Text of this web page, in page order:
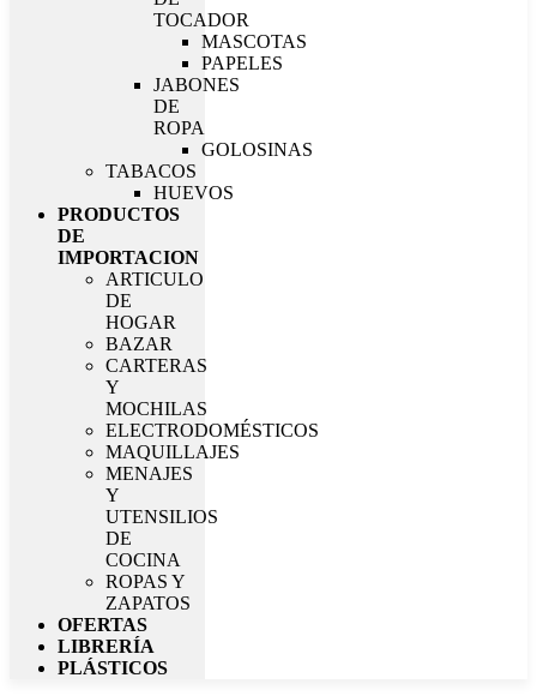
TOCADOR
MASCOTAS
PAPELES
JABONES
DE
ROPA
GOLOSINAS
TABACOS
HUEVOS
PRODUCTOS
DE
IMPORTACION
ARTICULO
DE
HOGAR
BAZAR
CARTERAS
Y
MOCHILAS
ELECTRODOMÉSTICOS
MAQUILLAJES
MENAJES
Y
UTENSILIOS
DE
COCINA
ROPAS Y
ZAPATOS
OFERTAS
LIBRERÍA
PLÁSTICOS